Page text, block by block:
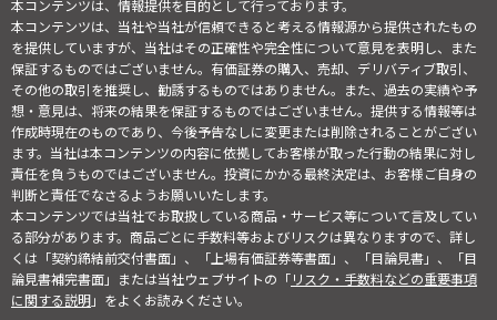
本コンテンツは、情報提供を目的として行っております。
本コンテンツは、当社や当社が信頼できると考える情報源から提供されたもの
を提供していますが、当社はその正確性や完全性について意見を表明し、また
保証するものではございません。有価証券の購入、売却、デリバティブ取引、
その他の取引を推奨し、勧誘するものではありません。また、過去の実績や予
想・意見は、将来の結果を保証するものではございません。提供する情報等は
作成時現在のものであり、今後予告なしに変更または削除されることがござい
ます。当社は本コンテンツの内容に依拠してお客様が取った行動の結果に対し
責任を負うものではございません。投資にかかる最終決定は、お客様ご自身の
判断と責任でなさるようお願いいたします。
本コンテンツでは当社でお取扱している商品・サービス等について言及してい
る部分があります。商品ごとに手数料等およびリスクは異なりますので、詳し
くは「契約締結前交付書面」、「上場有価証券等書面」、「目論見書」、「目
論見書補完書面」または当社ウェブサイトの「リスク・手数料などの重要事項
に関する説明」をよくお読みください。